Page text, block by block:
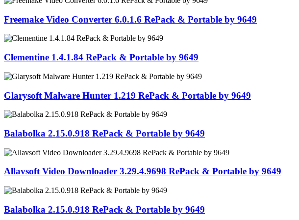
Freemake Video Converter 6.0.1.6 RePack & Portable by 9649
Clementine 1.4.1.84 RePack & Portable by 9649
Glarysoft Malware Hunter 1.219 RePack & Portable by 9649
Balabolka 2.15.0.918 RePack & Portable by 9649
Allavsoft Video Downloader 3.29.4.9698 RePack & Portable by 9649
Balabolka 2.15.0.918 RePack & Portable by 9649